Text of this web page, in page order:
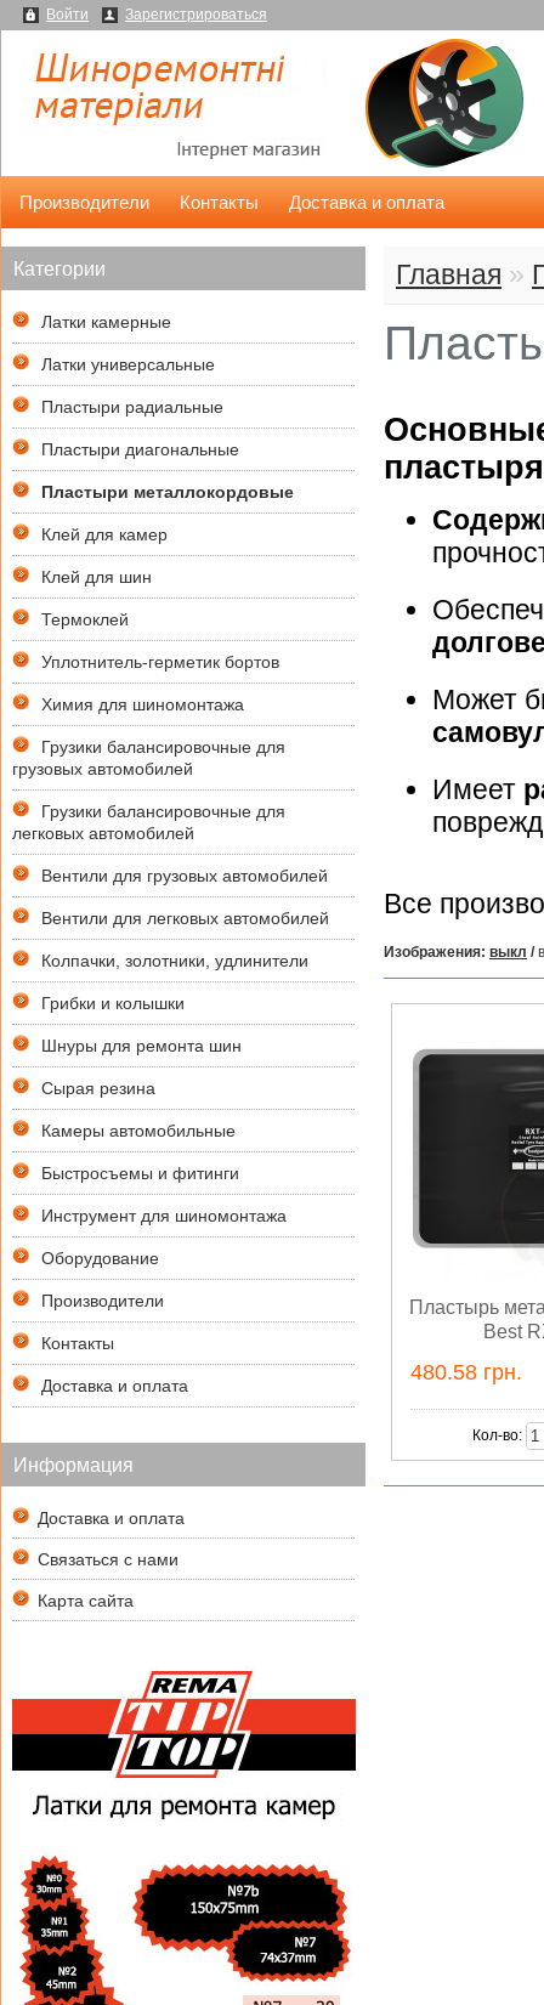
Войти Зарегистрироваться
Производители Контакты Доставка и оплата
Категории
Латки камерные
Латки универсальные
Пластыри радиальные
Пластыри диагональные
Пластыри металлокордовые
Клей для камер
Клей для шин
Термоклей
Уплотнитель-герметик бортов
Химия для шиномонтажа
Грузики балансировочные для
грузовых автомобилей
Грузики балансировочные для
легковых автомобилей
Вентили для грузовых автомобилей
Вентили для легковых автомобилей
Колпачки, золотники, удлинители
Грибки и колышки
Шнуры для ремонта шин
Сырая резина
Камеры автомобильные
Быстросъемы и фитинги
Инструмент для шиномонтажа
Оборудование
Производители
Контакты
Доставка и оплата
Информация
Доставка и оплата
Связаться с нами
Карта сайта
Главная »
Может
Имеет
Все
Изображения: выкл /
Пластырь
Best
480.58 грн.
Кол-во: